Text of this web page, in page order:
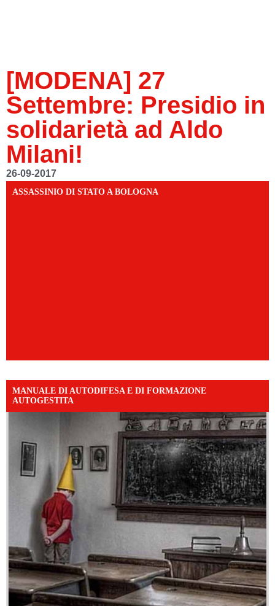
[MODENA] 27
Settembre: Presidio in
solidarietà ad Aldo
Milani!
26-09-2017
ASSASSINIO DI STATO A BOLOGNA
MANUALE DI AUTODIFESA E DI FORMAZIONE
AUTOGESTITA